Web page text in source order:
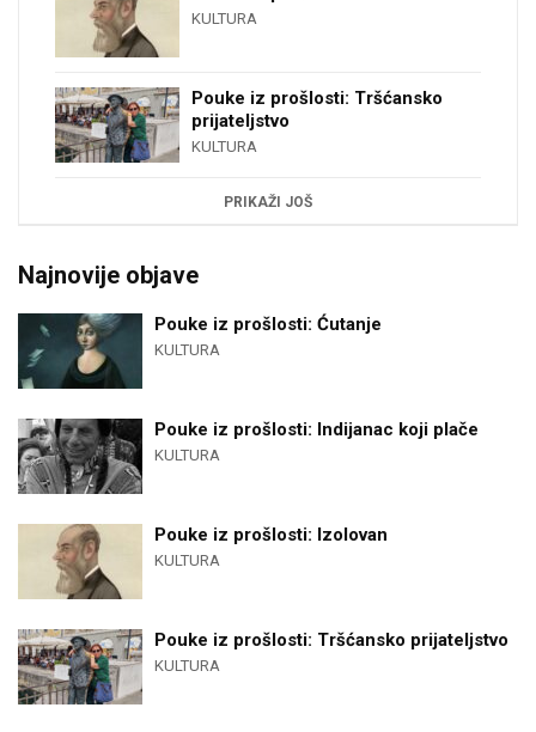
KULTURA
Pouke iz prošlosti: Tršćansko
prijateljstvo
KULTURA
PRIKAŽI JOŠ
Najnovije objave
Pouke iz prošlosti: Ćutanje
KULTURA
Pouke iz prošlosti: Indijanac koji plače
KULTURA
Pouke iz prošlosti: Izolovan
KULTURA
Pouke iz prošlosti: Tršćansko prijateljstvo
KULTURA